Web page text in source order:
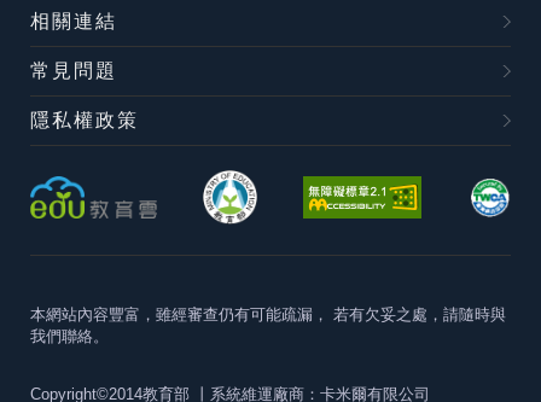
相關連結
常見問題
隱私權政策
本網站內容豐富，雖經審查仍有可能疏漏， 若有欠妥之處，請隨時與
我們聯絡。
Copyright©2014教育部 丨系統維運廠商：卡米爾有限公司